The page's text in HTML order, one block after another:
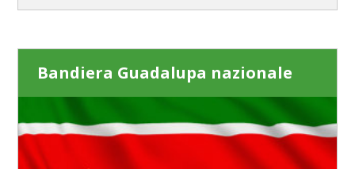
Bandiera Guadalupa nazionale